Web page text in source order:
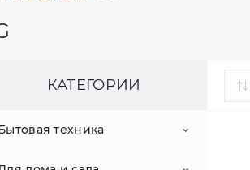
КАТЕГОРИИ
техника